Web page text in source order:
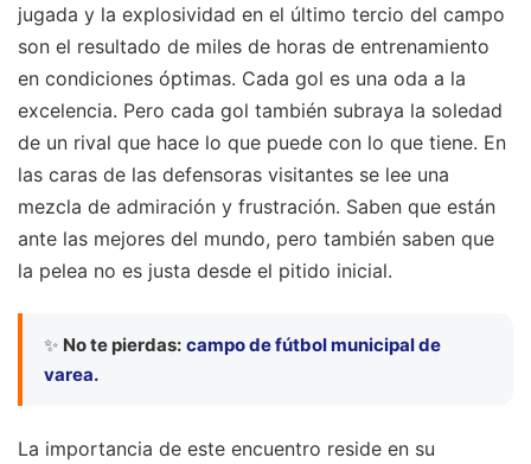
jugada y la explosividad en el último tercio del campo
son el resultado de miles de horas de entrenamiento
en condiciones óptimas. Cada gol es una oda a la
excelencia. Pero cada gol también subraya la soledad
de un rival que hace lo que puede con lo que tiene. En
las caras de las defensoras visitantes se lee una
mezcla de admiración y frustración. Saben que están
ante las mejores del mundo, pero también saben que
la pelea no es justa desde el pitido inicial.
✨ No te pierdas: campo de fútbol municipal de
varea.
La importancia de este encuentro reside en su